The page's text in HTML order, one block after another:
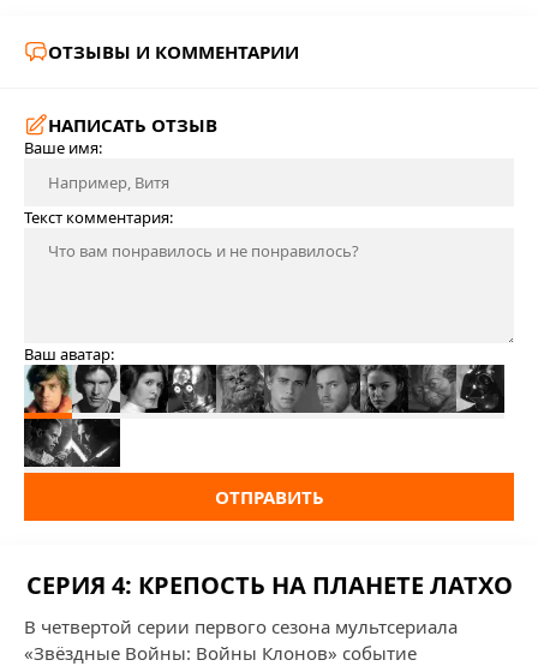
ОТЗЫВЫ И КОММЕНТАРИИ
НАПИСАТЬ ОТЗЫВ
Ваше имя:
Текст комментария:
Ваш аватар:
ОТПРАВИТЬ
СЕРИЯ 4: КРЕПОСТЬ НА ПЛАНЕТЕ ЛАТХО
В четвертой серии первого сезона мультсериала
«Звёздные Войны: Войны Клонов» событие